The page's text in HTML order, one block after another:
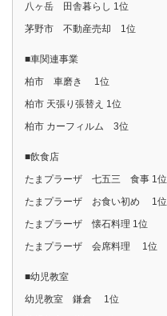
八ヶ岳 田舎暮らし 1位
茅野市 不動産売却 1位
■車関連事業
柏市 車磨き 1位
柏市 天張り張替え 1位
柏市 カーフィルム 3位
■飲食店
たまプラーザ 七五三 食事 1位
たまプラーザ お食い初め 1位
たまプラーザ 懐石料理 1位
たまプラーザ 会席料理 1位
■幼児教室
幼児教室 鎌倉 1位